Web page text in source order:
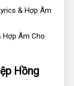
& Hợp Âm
Hợp Âm Cho
Hồng